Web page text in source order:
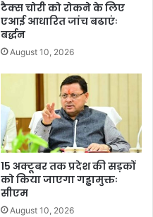
टैक्स चोरी को रोकने के लिए
एआई आधारित जांच बढाएंः
बर्द्धन
August 10, 2026
15 अक्टूबर तक प्रदेश की सड़कों
को किया जाएगा गड्ढामुक्तः
सीएम
August 10, 2026